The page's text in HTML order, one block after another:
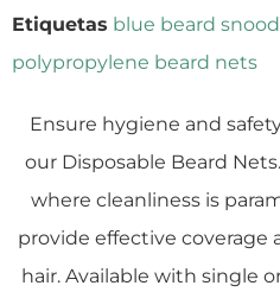
Etiquetas blue beard
polypropylene beard nets
Ensure hygiene and
our Disposable Beard
where cleanliness is
provide effective coverage
hair. Available with single